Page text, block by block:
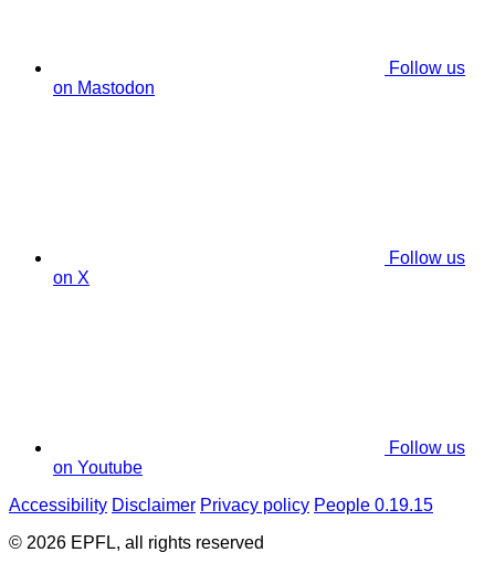
Follow us
on Mastodon
Follow us
on X
Follow us
on Youtube
Accessibility Disclaimer Privacy policy People 0.19.15
© 2026 EPFL, all rights reserved